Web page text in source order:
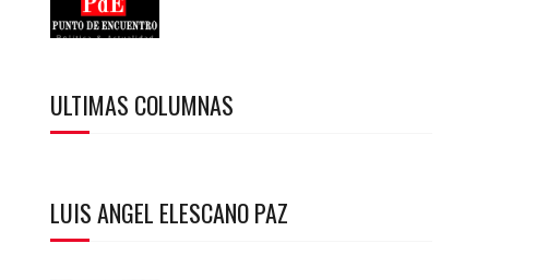
ULTIMAS COLUMNAS
LUIS ANGEL ELESCANO PAZ